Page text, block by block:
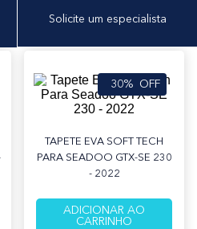
Solicite um especialista
30% OFF
TAPETE EVA SOFT TECH
PARA SEADOO GTX-SE 230
- 2022
ADICIONAR AO
CARRINHO